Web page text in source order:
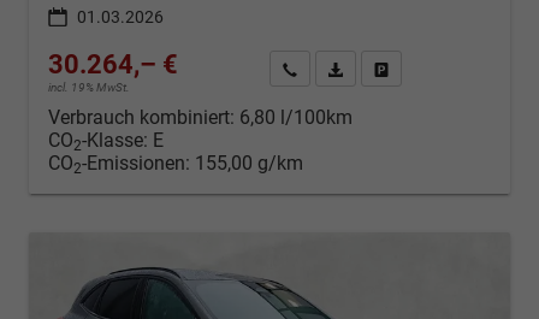
01.03.2026
30.264,– €
incl. 19% MwSt.
Kontakt & Angebot anfordern
PDF-Datei, Fahrzeugexposé
Verbrauch kombiniert: 6,80 l/100km
CO2-Klasse: E
CO2-Emissionen: 155,00 g/km